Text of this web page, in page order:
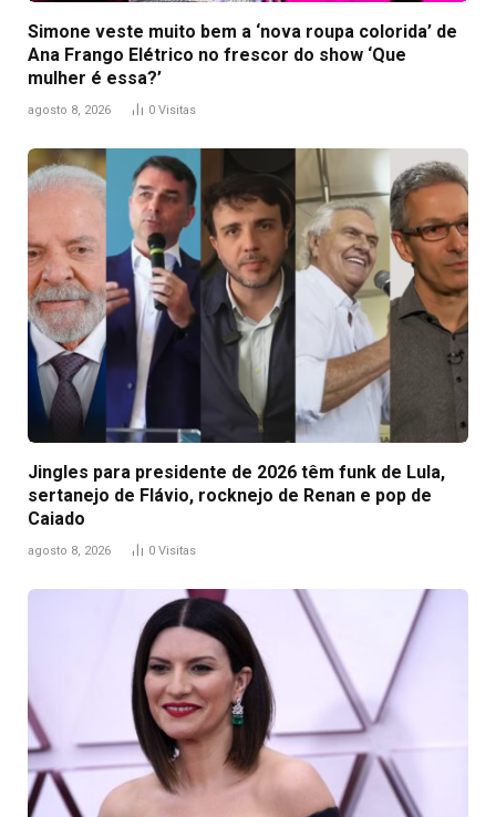
Simone veste muito bem a ‘nova roupa colorida’ de
Ana Frango Elétrico no frescor do show ‘Que
mulher é essa?’
agosto 8, 2026 0 Visitas
Jingles para presidente de 2026 têm funk de Lula,
sertanejo de Flávio, rocknejo de Renan e pop de
Caiado
agosto 8, 2026 0 Visitas